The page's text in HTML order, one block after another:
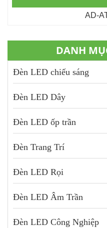
AD-
DANH
Đèn LED chiếu sáng
Đèn LED Dây
Đèn LED ốp trần
Đèn Trang Trí
Đèn LED Rọi
Đèn LED Âm Trần
Đèn LED Công Nghiệp